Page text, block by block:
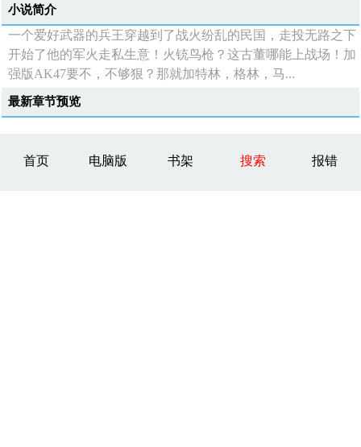
小说简介
一个爱好武器的兵王穿越到了战火纷乱的民国，走投无路之下
开始了他的军火走私生意！火铳鸟枪？这古董哪能上战场！加
强版AK47要不，不够狠？那就加特林，格林，马...
最新章节预览
首页 电脑版 书架 搜索 报错